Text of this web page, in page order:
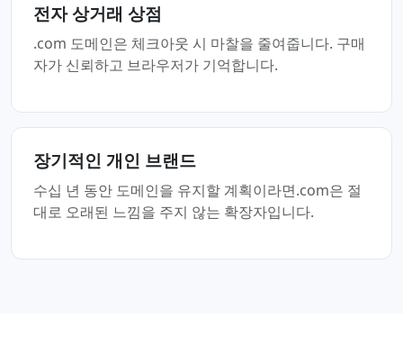
전자 상거래 상점
.com 도메인은 체크아웃 시 마찰을 줄여줍니다. 구매
자가 신뢰하고 브라우저가 기억합니다.
장기적인 개인 브랜드
수십 년 동안 도메인을 유지할 계획이라면.com은 절
대로 오래된 느낌을 주지 않는 확장자입니다.